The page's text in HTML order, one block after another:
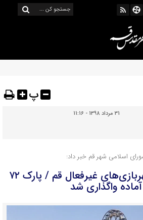
پ
31 مرداد 1398 - 11:16
اسلامی شهر قم خبر داد:
آخرین وضعیت شهربازی‌های غیرفعال قم / پارک ۷۲
واگذاری شد